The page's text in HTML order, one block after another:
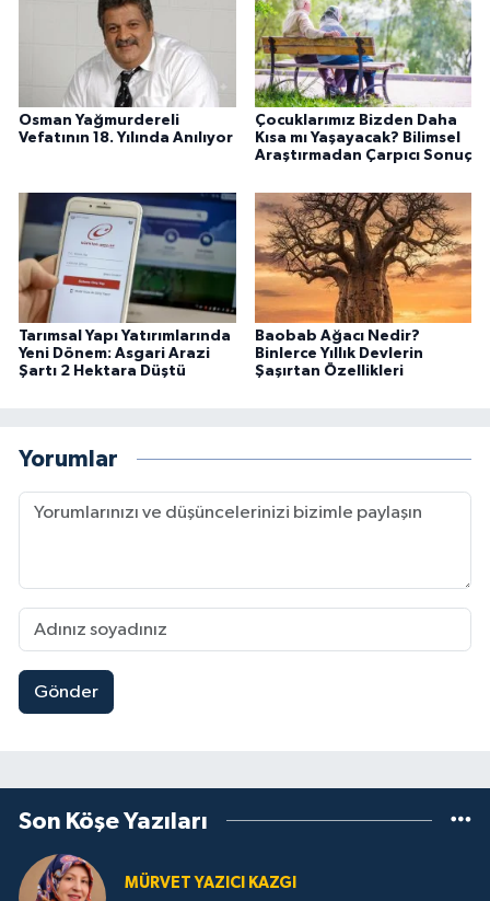
Osman Yağmurdereli
Vefatının 18. Yılında Anılıyor
Çocuklarımız Bizden Daha
Kısa mı Yaşayacak? Bilimsel
Araştırmadan Çarpıcı Sonuç
Tarımsal Yapı Yatırımlarında
Yeni Dönem: Asgari Arazi
Şartı 2 Hektara Düştü
Baobab Ağacı Nedir?
Binlerce Yıllık Devlerin
Şaşırtan Özellikleri
Yorumlar
Gönder
Son Köşe Yazıları
MÜRVET YAZICI KAZGI